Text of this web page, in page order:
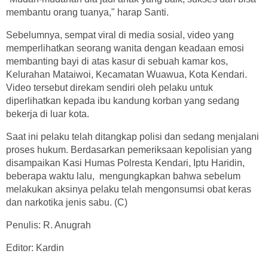
membantu orang tuanya," harap Santi.
Sebelumnya, sempat viral di media sosial, video yang
memperlihatkan seorang wanita dengan keadaan emosi
membanting bayi di atas kasur di sebuah kamar kos,
Kelurahan Mataiwoi, Kecamatan Wuawua, Kota Kendari.
Video tersebut direkam sendiri oleh pelaku untuk
diperlihatkan kepada ibu kandung korban yang sedang
bekerja di luar kota.
Saat ini pelaku telah ditangkap polisi dan sedang menjalani
proses hukum. Berdasarkan pemeriksaan kepolisian yang
disampaikan Kasi Humas Polresta Kendari, Iptu Haridin,
beberapa waktu lalu, mengungkapkan bahwa sebelum
melakukan aksinya pelaku telah mengonsumsi obat keras
dan narkotika jenis sabu. (C)
Penulis: R. Anugrah
Editor: Kardin